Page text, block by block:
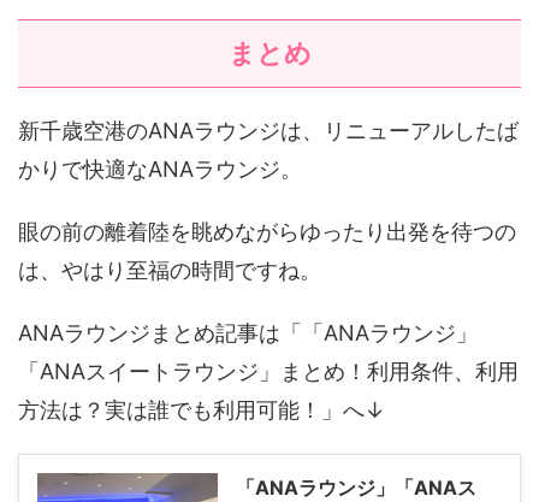
まとめ
新千歳空港のANAラウンジは、リニューアルしたば
かりで快適なANAラウンジ。
眼の前の離着陸を眺めながらゆったり出発を待つの
は、やはり至福の時間ですね。
ANAラウンジまとめ記事は「「ANAラウンジ」
「ANAスイートラウンジ」まとめ！利用条件、利用
方法は？実は誰でも利用可能！」へ↓
「ANAラウンジ」「ANAス